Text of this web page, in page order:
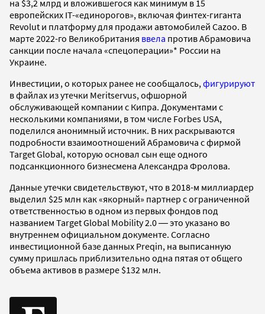
на $3,2 млрд и вложившегося как минимум в 15
европейских IT-«единорогов», включая финтех-гиганта
Revolut и платформу для продажи автомобилей Cazoo. В
марте 2022-го Великобритания ввела против Абрамовича
санкции после начала «спецоперации»* России на
Украине.
Инвестиции, о которых ранее не сообщалось, фигурируют
в файлах из утечки Meritservus, офшорной
обслуживающей компании с Кипра. Документами с
несколькими компаниями, в том числе Forbes USA,
поделился анонимный источник. В них раскрываются
подробности взаимоотношений Абрамовича с фирмой
Target Global, которую основал сын еще одного
подсанкционного бизнесмена Александра Фролова.
Данные утечки свидетельствуют, что в 2018-м миллиардер
выделил $25 млн как «якорный» партнер с ограниченной
ответственностью в одном из первых фондов под
названием Target Global Mobility 2.0 ― это указано во
внутреннем официальном документе. Согласно
инвестиционной базе данных Preqin, на выписанную
сумму пришлась приблизительно одна пятая от общего
объема активов в размере $132 млн.